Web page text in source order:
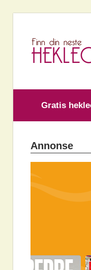
content
Gratis
Annonse